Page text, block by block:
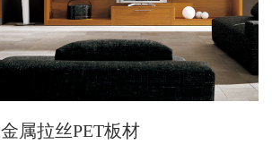
金属拉丝PET板材